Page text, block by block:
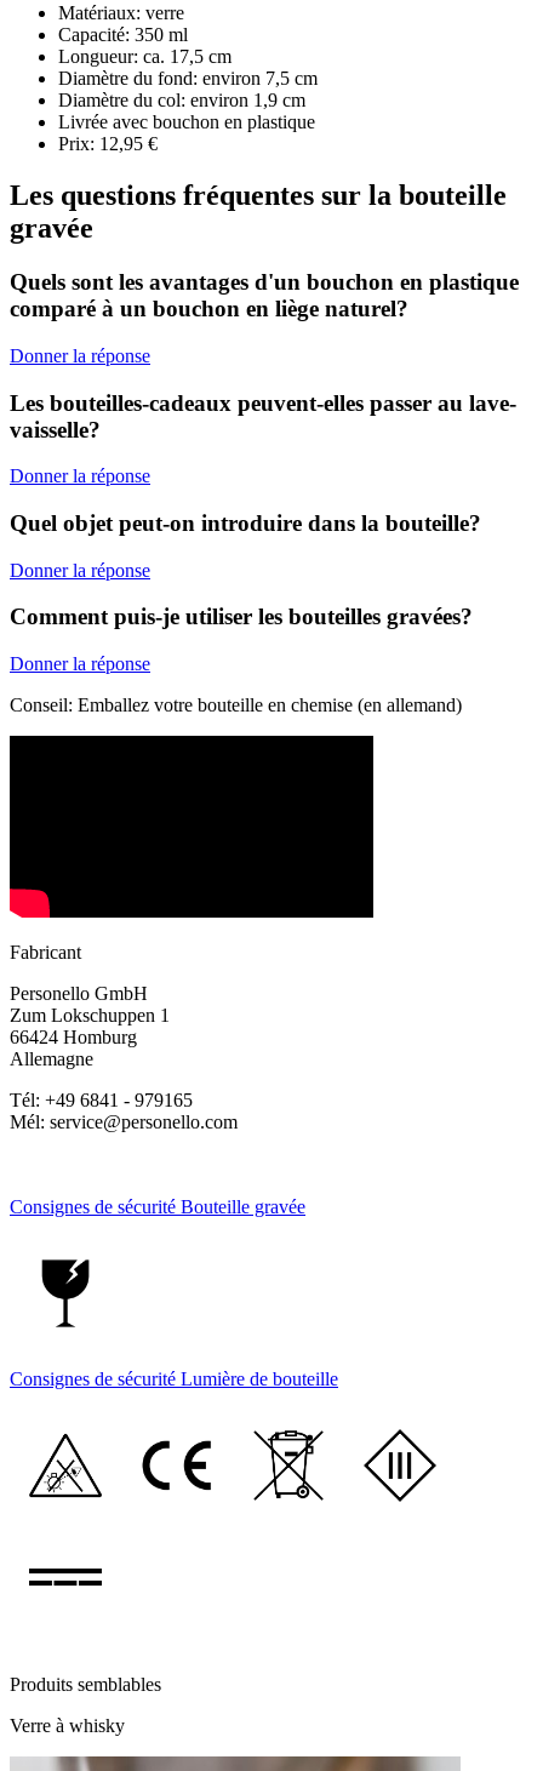
Matériaux: verre
Capacité: 350 ml
Longueur: ca. 17,5 cm
Diamètre du fond: environ 7,5 cm
Diamètre du col: environ 1,9 cm
Livrée avec bouchon en plastique
Prix: 12,95 €
Les questions fréquentes sur la bouteille
gravée
Quels sont les avantages d'un bouchon en plastique
comparé à un bouchon en liège naturel?
Donner la réponse
Les bouteilles-cadeaux peuvent-elles passer au lave-
vaisselle?
Donner la réponse
Quel objet peut-on introduire dans la bouteille?
Donner la réponse
Comment puis-je utiliser les bouteilles gravées?
Donner la réponse
Conseil: Emballez votre bouteille en chemise (en allemand)
Fabricant
Personello GmbH
Zum Lokschuppen 1
66424 Homburg
Allemagne
Tél: +49 6841 - 979165
Mél: service@personello.com
Consignes de sécurité Bouteille gravée
Consignes de sécurité Lumière de bouteille
Produits semblables
Verre à whisky